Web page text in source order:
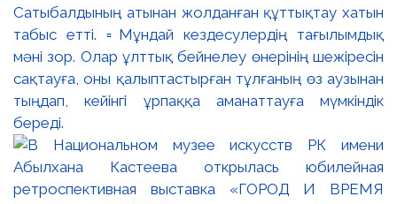
Сатыбалдының атынан жолданған құттықтау хатын
табыс етті. ▫️Мұндай кездесулердің тағылымдық
мәні зор. Олар ұлттық бейнелеу өнерінің шежіресін
сақтауға, оны қалыптастырған тұлғаның өз аузынан
тыңдап, кейінгі ұрпаққа аманаттауға мүмкіндік
береді.